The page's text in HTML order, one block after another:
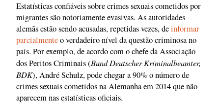
Estatísticas confiáveis sobre crimes sexuais cometidos por
migrantes são notoriamente evasivas. As autoridades
alemãs estão sendo acusadas, repetidas vezes, deinformar
parcialmenteo verdadeiro nível da questão criminosa no
país. Por exemplo, de acordo com o chefe da Associação
dos Peritos Criminais (Bund Deutscher Kriminalbeamter,
BDK), André Schulz, pode chegar a 90% o número de
crimes sexuais cometidos na Alemanha em 2014 que não
aparecem nas estatísticas oficiais.